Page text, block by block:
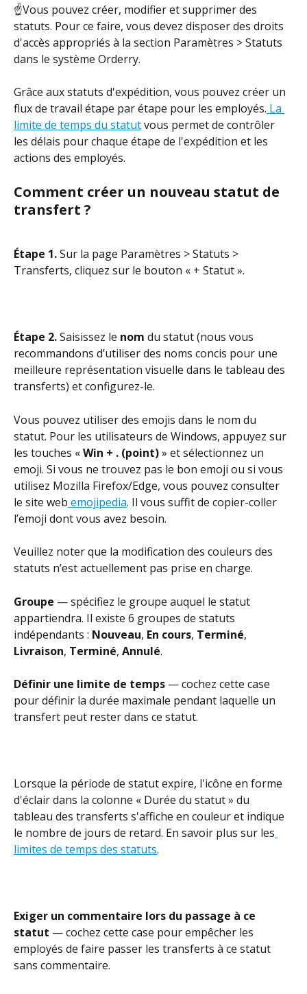
☝️Vous pouvez créer, modifier et supprimer des
statuts. Pour ce faire, vous devez disposer des droits
d'accès appropriés à la section Paramètres > Statuts
dans le système Orderry.
Grâce aux statuts d'expédition, vous pouvez créer un
flux de travail étape par étape pour les employés. La
limite de temps du statut vous permet de contrôler
les délais pour chaque étape de l'expédition et les
actions des employés.
Comment créer un nouveau statut de
transfert ?
Étape 1. Sur la page Paramètres > Statuts >
Transferts, cliquez sur le bouton « + Statut ».
Étape 2. Saisissez le nom du statut (nous vous
recommandons d’utiliser des noms concis pour une
meilleure représentation visuelle dans le tableau des
transferts) et configurez-le.
Vous pouvez utiliser des emojis dans le nom du
statut. Pour les utilisateurs de Windows, appuyez sur
les touches « Win + . (point) » et sélectionnez un
emoji. Si vous ne trouvez pas le bon emoji ou si vous
utilisez Mozilla Firefox/Edge, vous pouvez consulter
le site web emojipedia. Il vous suffit de copier-coller
l’emoji dont vous avez besoin.
Veuillez noter que la modification des couleurs des
statuts n’est actuellement pas prise en charge.
Groupe — spécifiez le groupe auquel le statut
appartiendra. Il existe 6 groupes de statuts
indépendants : Nouveau, En cours, Terminé,
Livraison, Terminé, Annulé.
Définir une limite de temps — cochez cette case
pour définir la durée maximale pendant laquelle un
transfert peut rester dans ce statut.
Lorsque la période de statut expire, l'icône en forme
d'éclair dans la colonne « Durée du statut » du
tableau des transferts s'affiche en couleur et indique
le nombre de jours de retard. En savoir plus sur les
limites de temps des statuts.
Exiger un commentaire lors du passage à ce
statut — cochez cette case pour empêcher les
employés de faire passer les transferts à ce statut
sans commentaire.